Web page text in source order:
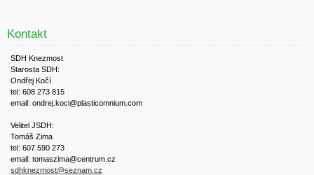
Kontakt
SDH Knezmost
Starosta SDH:
Ondřej Kočí
tel: 608 273 815
email: ondrej.koci@plasticomnium.com
Velitel JSDH:
Tomáš Zima
tel: 607 590 273
email: tomaszima@centrum.cz
sdhknezmost@seznam.cz